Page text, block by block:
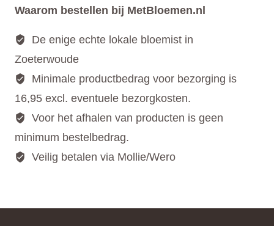
Waarom bestellen bij MetBloemen.nl
De enige echte lokale bloemist in
Zoeterwoude
Minimale productbedrag voor bezorging is
16,95 excl. eventuele bezorgkosten.
Voor het afhalen van producten is geen
minimum bestelbedrag.
Veilig betalen via Mollie/Wero